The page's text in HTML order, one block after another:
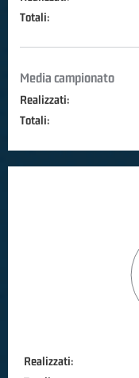
Totali:
Media campionato
Realizzati:
Totali:
Realizzati: